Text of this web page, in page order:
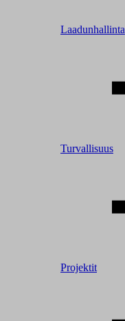
Laadunhallinta
Turvallisuus
Projektit